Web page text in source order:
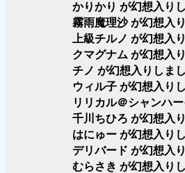
かりかり が幻想入り
霧雨魔理沙 が幻想入
上級チルノ が幻想入
クマグナム が幻想入
チノ が幻想入りしま
ウィル子 が幻想入り
リリカル＠シャンハ
千川ちひろ が幻想入
はにゅー が幻想入り
デリバード が幻想入
むらさき が幻想入り